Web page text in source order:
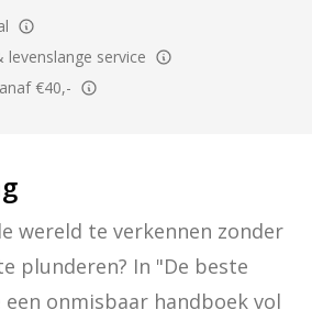
service
€40,-
wereld te verkennen zonder
plunderen? In "De beste
een onmisbaar handboek vol